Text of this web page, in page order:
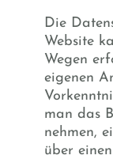
Die
Website
Wegen
eigenen
man das
nehmen,
über